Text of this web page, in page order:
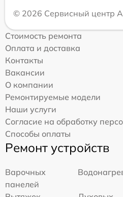
© 2026 Сервисный центр
Стоимость ремонта
Оплата и доставка
Контакты
Вакансии
О компании
Ремонтируемые модели
Наши услуги
Согласие на обработку
Способы оплаты
Ремонт устройств
Варочных
панелей